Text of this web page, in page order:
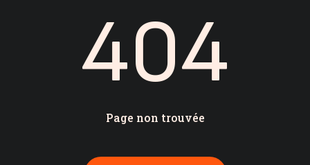
stupéfiants, menaces et extorsion
Un Québécois accusé dans un dossier de terrorisme
n’est plus membre des Forces armées
Une opération policière dans Lairet se solde par
trois arrestations en matière de stupéfiants
Élections 2026: le Parti québécois conserve son
avance dans les intentions de vote
Le planchiste beauceron Jacob Lebel accède à
l’équipe canadienne Next Gen
404
Page non trouvée